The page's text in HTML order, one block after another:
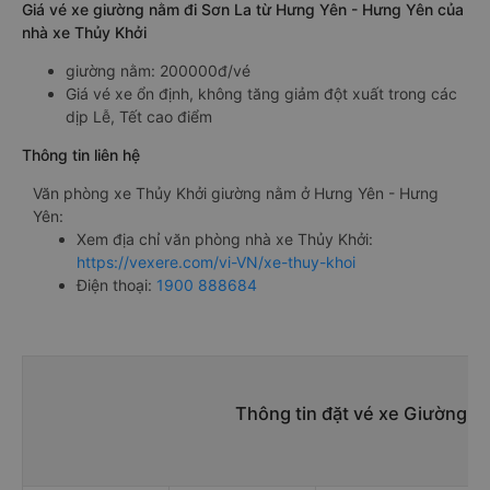
Giá vé xe giường nằm đi Sơn La từ Hưng Yên - Hưng Yên của
nhà xe Thủy Khởi
giường nằm: 200000đ/vé
Giá vé xe ổn định, không tăng giảm đột xuất trong các
dịp Lễ, Tết cao điểm
Thông tin liên hệ
Văn phòng xe Thủy Khởi giường nằm ở Hưng Yên - Hưng
Yên:
Xem địa chỉ văn phòng nhà xe Thủy Khởi:
https://vexere.com/vi-VN/xe-thuy-khoi
Điện thoại: 1900 888684
Thông tin đặt vé xe Giường